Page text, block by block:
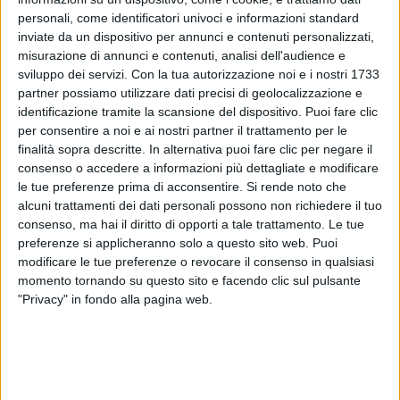
personali, come identificatori univoci e informazioni standard
inviate da un dispositivo per annunci e contenuti personalizzati,
misurazione di annunci e contenuti, analisi dell'audience e
sviluppo dei servizi. Con la tua autorizzazione noi e i nostri 1733
partner possiamo utilizzare dati precisi di geolocalizzazione e
identificazione tramite la scansione del dispositivo. Puoi fare clic
per consentire a noi e ai nostri partner il trattamento per le
finalità sopra descritte. In alternativa puoi fare clic per negare il
consenso o accedere a informazioni più dettagliate e modificare
le tue preferenze prima di acconsentire. Si rende noto che
alcuni trattamenti dei dati personali possono non richiedere il tuo
consenso, ma hai il diritto di opporti a tale trattamento. Le tue
preferenze si applicheranno solo a questo sito web. Puoi
modificare le tue preferenze o revocare il consenso in qualsiasi
momento tornando su questo sito e facendo clic sul pulsante
"Privacy" in fondo alla pagina web.
voltae debutterà pure alCirco MassimodiRoma
2025 è appena iniziato e non potevo non darvi
subito questa notizia straordinaria!", ha scritto su
Instagram il cantautore.
freschi di annuncio sono in programma il
23 giugnoaBarie il25 giugnoa Roma. Ibiglietti
sono disponibiliQUI. “Vi aspetto a braccia aperte per
queste due nuove grandi avventure per un’estate
tutta da cantare”, ha anticipatoGigi D’Alessiosu
Instagram.
Gliappuntamentigià svelati sono previsti a Napoliil
2e il3 giugno(il primo è già sold out) e aMessina
20 giugno(l’evento è solidale